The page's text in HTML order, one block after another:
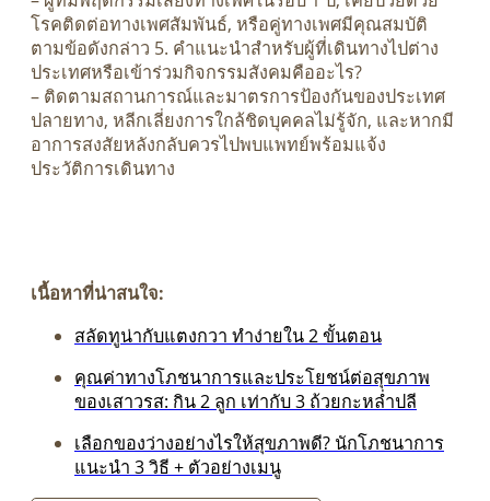
โรคติดต่อทางเพศสัมพันธ์, หรือคู่ทางเพศมีคุณสมบัติ
ตามข้อดังกล่าว 5. คำแนะนำสำหรับผู้ที่เดินทางไปต่าง
ประเทศหรือเข้าร่วมกิจกรรมสังคมคืออะไร?
– ติดตามสถานการณ์และมาตรการป้องกันของประเทศ
ปลายทาง, หลีกเลี่ยงการใกล้ชิดบุคคลไม่รู้จัก, และหากมี
อาการสงสัยหลังกลับควรไปพบแพทย์พร้อมแจ้ง
ประวัติการเดินทาง
เนื้อหาที่น่าสนใจ:
สลัดทูน่ากับแตงกวา ทำง่ายใน 2 ขั้นตอน
คุณค่าทางโภชนาการและประโยชน์ต่อสุขภาพ
ของเสาวรส: กิน 2 ลูก เท่ากับ 3 ถ้วยกะหล่ำปลี
เลือกของว่างอย่างไรให้สุขภาพดี? นักโภชนาการ
แนะนำ 3 วิธี + ตัวอย่างเมนู